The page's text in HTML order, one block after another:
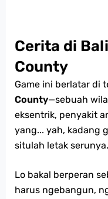
Cerita di
County
Game ini berlatar di
County—sebuah
eksentrik, penyakit
yang... yah, kadang
situlah letak serunya.
Lo bakal berperan
harus ngebangun,